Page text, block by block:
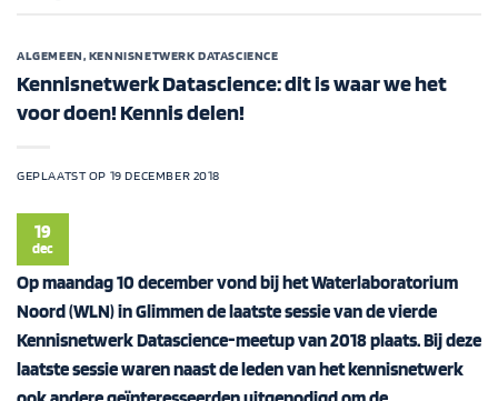
ALGEMEEN, KENNISNETWERK DATASCIENCE
Kennisnetwerk Datascience: dit is waar we het
voor doen! Kennis delen!
GEPLAATST OP 19 DECEMBER 2018
19
dec
Op maandag 10 december vond bij het Waterlaboratorium
Noord (WLN) in Glimmen de laatste sessie van de vierde
Kennisnetwerk Datascience-meetup van 2018 plaats. Bij deze
laatste sessie waren naast de leden van het kennisnetwerk